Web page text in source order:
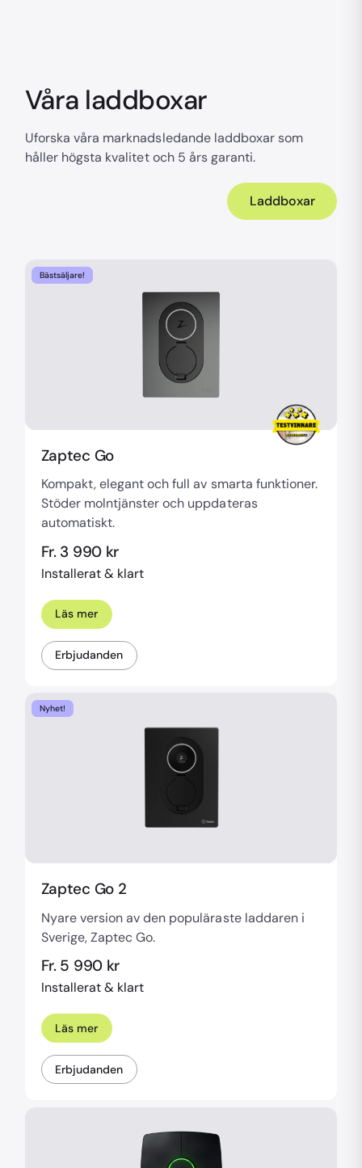
Våra laddboxar
Uforska våra marknadsledande laddboxar som
håller högsta kvalitet och 5 års garanti.
Laddboxar
Bästsäljare!
Zaptec Go
Kompakt, elegant och full av smarta funktioner.
Stöder molntjänster och uppdateras
automatiskt.
Fr. 3 990 kr
Installerat & klart
Läs mer
Erbjudanden
Nyhet!
Zaptec Go 2
Nyare version av den populäraste laddaren i
Sverige, Zaptec Go.
Fr. 5 990 kr
Installerat & klart
Läs mer
Erbjudanden